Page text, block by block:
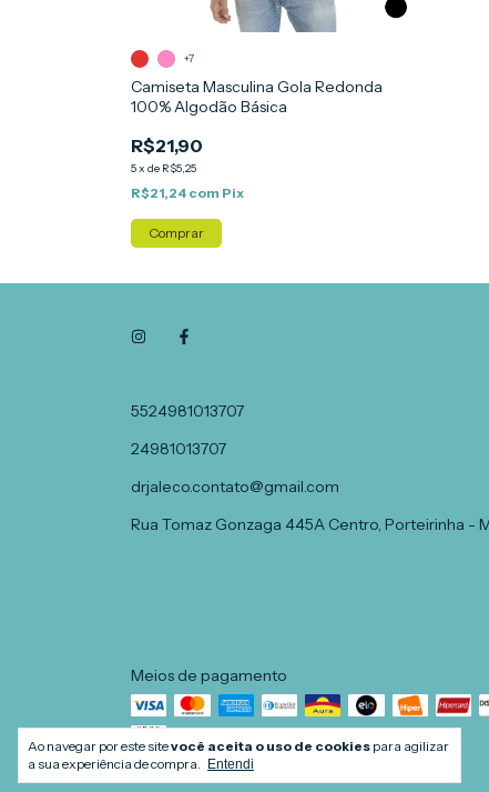
Ao navegar por este sitevocê aceita o uso de cookies para agilizar
a sua experiência de compra.
Entendi
Camiseta Masculina Gola Redonda
100% Algodão Básica
R$21,90
5x de R$5,25
R$21,24 com Pix
+7
Comprar
5524981013707
24981013707
drjaleco.contato@gmail.com
Rua Tomaz Gonzaga 445A Centro, Porteirinha -
Meios de pagamento